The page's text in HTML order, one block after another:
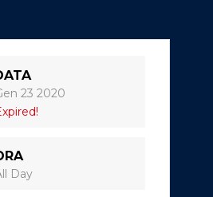
23 2020
Day